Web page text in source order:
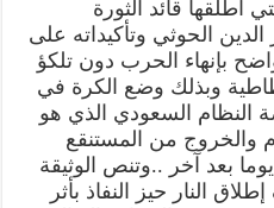
اطلقها قائد الثورة
الحوثي وتأكيداته على
بإنهاء الحرب دون تلكؤ
وبذلك وضع الكرة في
النظام السعودي الذي هو
والخروج من المستنقع
بعد آخر ..وتنص الوثيقة
النار حيز النفاذ بأثر